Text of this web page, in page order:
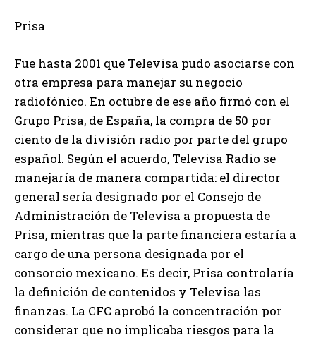
Prisa
Fue hasta 2001 que Televisa pudo asociarse con
otra empresa para manejar su negocio
radiofónico. En octubre de ese año firmó con el
Grupo Prisa, de España, la compra de 50 por
ciento de la división radio por parte del grupo
español. Según el acuerdo, Televisa Radio se
manejaría de manera compartida: el director
general sería designado por el Consejo de
Administración de Televisa a propuesta de
Prisa, mientras que la parte financiera estaría a
cargo de una persona designada por el
consorcio mexicano. Es decir, Prisa controlaría
la definición de contenidos y Televisa las
finanzas. La CFC aprobó la concentración por
considerar que no implicaba riesgos para la